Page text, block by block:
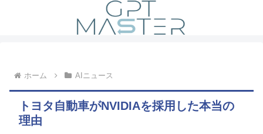
ホーム AIニュース
トヨタ自動車がNVIDIAを採用した本当の
理由